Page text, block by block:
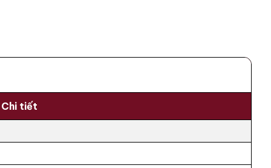
Chi tiết